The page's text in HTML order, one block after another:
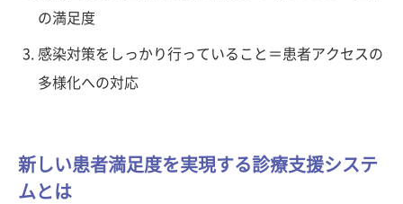
の満足度
感染対策をしっかり行っていること＝患者アクセスの
多様化への対応
新しい患者満足度を実現する診療支援システ
ムとは